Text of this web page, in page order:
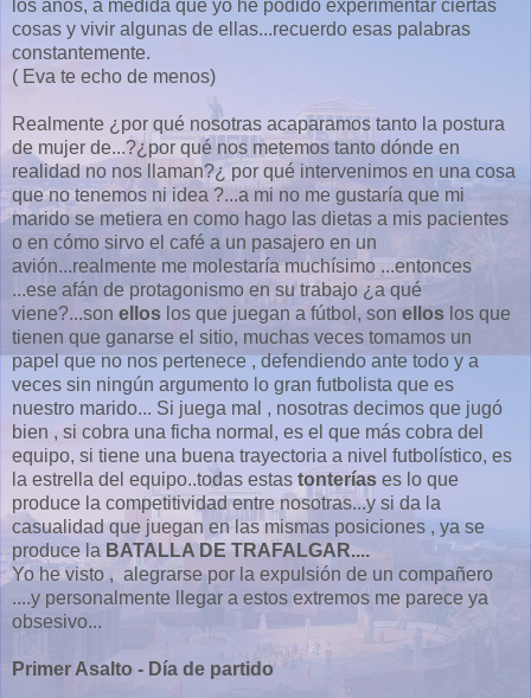
los años, a medida que yo he podido experimentar ciertas
cosas y vivir algunas de ellas...recuerdo esas palabras
constantemente.
( Eva te echo de menos)
Realmente ¿por qué nosotras acaparamos tanto la postura
de mujer de...?¿por qué nos metemos tanto dónde en
realidad no nos llaman?¿ por qué intervenimos en una cosa
que no tenemos ni idea ?...a mi no me gustaría que mi
marido se metiera en como hago las dietas a mis pacientes
o en cómo sirvo el café a un pasajero en un
avión...realmente me molestaría muchísimo ...entonces
...ese afán de protagonismo en su trabajo ¿a qué
viene?...son ellos los que juegan a fútbol, son ellos los que
tienen que ganarse el sitio, muchas veces tomamos un
papel que no nos pertenece , defendiendo ante todo y a
veces sin ningún argumento lo gran futbolista que es
nuestro marido... Si juega mal , nosotras decimos que jugó
bien , si cobra una ficha normal, es el que más cobra del
equipo, si tiene una buena trayectoria a nivel futbolístico, es
la estrella del equipo..todas estas tonterías es lo que
produce la competitividad entre nosotras...y si da la
casualidad que juegan en las mismas posiciones , ya se
produce la BATALLA DE TRAFALGAR....
Yo he visto , alegrarse por la expulsión de un compañero
....y personalmente llegar a estos extremos me parece ya
obsesivo...
Primer Asalto - Día de partido